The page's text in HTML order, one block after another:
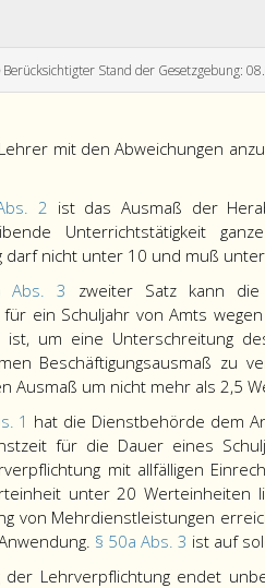
Berücksichtigter Stand der Gesetzgebung:
mit den Abweichungen
2 ist das Ausmaß der
Unterrichtstätigkeit
nicht unter 10 und muß
Abs. 3 zweiter Satz kann
ein Schuljahr von Amts
um eine Unterschreitung
Beschäftigungsausmaß zu
Ausmaß um nicht mehr als 2,5
1 hat die Dienstbehörde dem
für die Dauer eines
mit allfälligen
unter 20 Werteinheiten
von Mehrdienstleistungen
§ 50a Abs. 3 ist auf
Lehrverpflichtung endet